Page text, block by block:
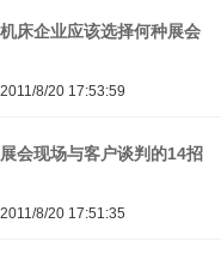
机床企业应该选择何种展会
2011/8/20 17:53:59
展会现场与客户谈判的14招
2011/8/20 17:51:35